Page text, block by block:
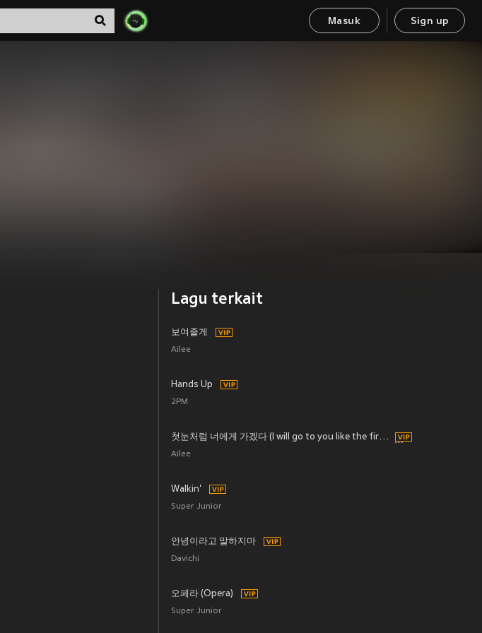
Masuk Sign up
Lagu terkait
보여줄게
Ailee
Hands Up
2PM
첫눈처럼 너에게 가겠다 (I will go to you like the first snow)
Ailee
Walkin'
Super Junior
안녕이라고 말하지마
Davichi
오페라 (Opera)
Super Junior